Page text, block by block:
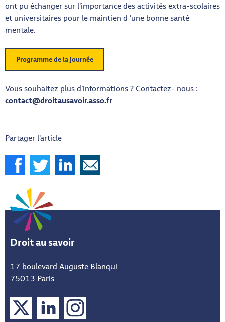
ont pu échanger sur l’importance des activités extra-scolaires
et universitaires pour le maintien d ‘une bonne santé
mentale.
Programme de la journée
Vous souhaitez plus d’informations ? Contactez- nous :
contact@droitausavoir.asso.fr
Partager l’article
Droit au savoir
17 boulevard Auguste Blanqui
75013 Paris